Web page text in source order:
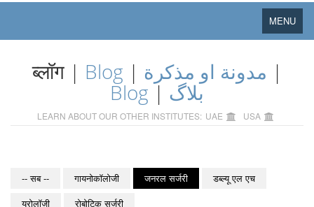
Toggle
navigation
MENU
ब्लॉग | Blog | مدونة او مذكرة |
Blog| بلاگ
LEARN ABOUT OUR OTHER INSTITUTES: UAE USA
-- सब -- गायनोकॉलोजी जनरल सर्जरी
डब्ल्यू एल एच
युरोलॉजी
रोबोटिक सर्जरी